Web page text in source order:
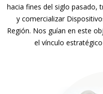
hacia fines del siglo pasado,
y comercializar
Región. Nos guían en este
el vínculo